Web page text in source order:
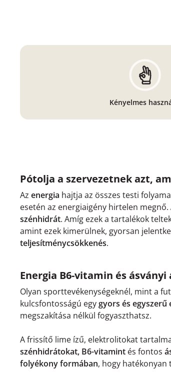
Kényelmes
Pótolja a szervezetnek azt,
Az energia hajtja az összes testi
esetén az energiaigény hirtelen
szénhidrát. Amíg ezek a tartalékok
amint ezek kimerülnek, gyorsan
teljesítménycsökkenés.
Energia B6-vitamin és
Olyan sporttevékenységeknél, mint a
kulcsfontosságú egygyors és egyszerű
megszakítása nélkül fogyaszthatsz.
A frissítő lime ízű, elektrolitokat
szénhidrátokat, B6-vitamint és fontos
folyékony formában, hogy hatékonyan